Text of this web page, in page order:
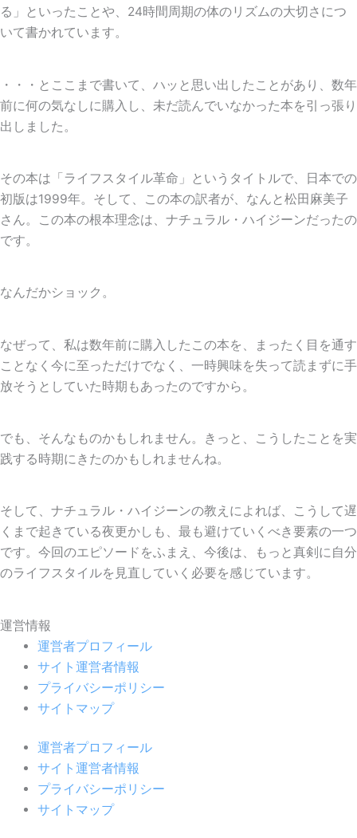
る」といったことや、24時間周期の体のリズムの大切さにつ
いて書かれています。
・・・とここまで書いて、ハッと思い出したことがあり、数年
前に何の気なしに購入し、未だ読んでいなかった本を引っ張り
出しました。
その本は「ライフスタイル革命」というタイトルで、日本での
初版は1999年。そして、この本の訳者が、なんと松田麻美子
さん。この本の根本理念は、ナチュラル・ハイジーンだったの
です。
なんだかショック。
なぜって、私は数年前に購入したこの本を、まったく目を通す
ことなく今に至っただけでなく、一時興味を失って読まずに手
放そうとしていた時期もあったのですから。
でも、そんなものかもしれません。きっと、こうしたことを実
践する時期にきたのかもしれませんね。
そして、ナチュラル・ハイジーンの教えによれば、こうして遅
くまで起きている夜更かしも、最も避けていくべき要素の一つ
です。今回のエピソードをふまえ、今後は、もっと真剣に自分
のライフスタイルを見直していく必要を感じています。
運営情報
運営者プロフィール
サイト運営者情報
プライバシーポリシー
サイトマップ
運営者プロフィール
サイト運営者情報
プライバシーポリシー
サイトマップ